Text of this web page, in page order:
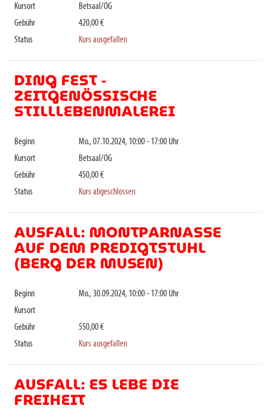
Kursort
Betsaal/OG
Gebühr
420,00 €
Status
Kurs ausgefallen
DING FEST -
ZEITGENÖSSISCHE
STILLLEBENMALEREI
Beginn
Mo., 07.10.2024, 10:00 - 17:00 Uhr
Kursort
Betsaal/OG
Gebühr
450,00 €
Status
Kurs abgeschlossen
AUSFALL: MONTPARNASSE
AUF DEM PREDIGTSTUHL
(BERG DER MUSEN)
Beginn
Mo., 30.09.2024, 10:00 - 17:00 Uhr
Kursort
Gebühr
550,00 €
Status
Kurs ausgefallen
AUSFALL: ES LEBE DIE
FREIHEIT